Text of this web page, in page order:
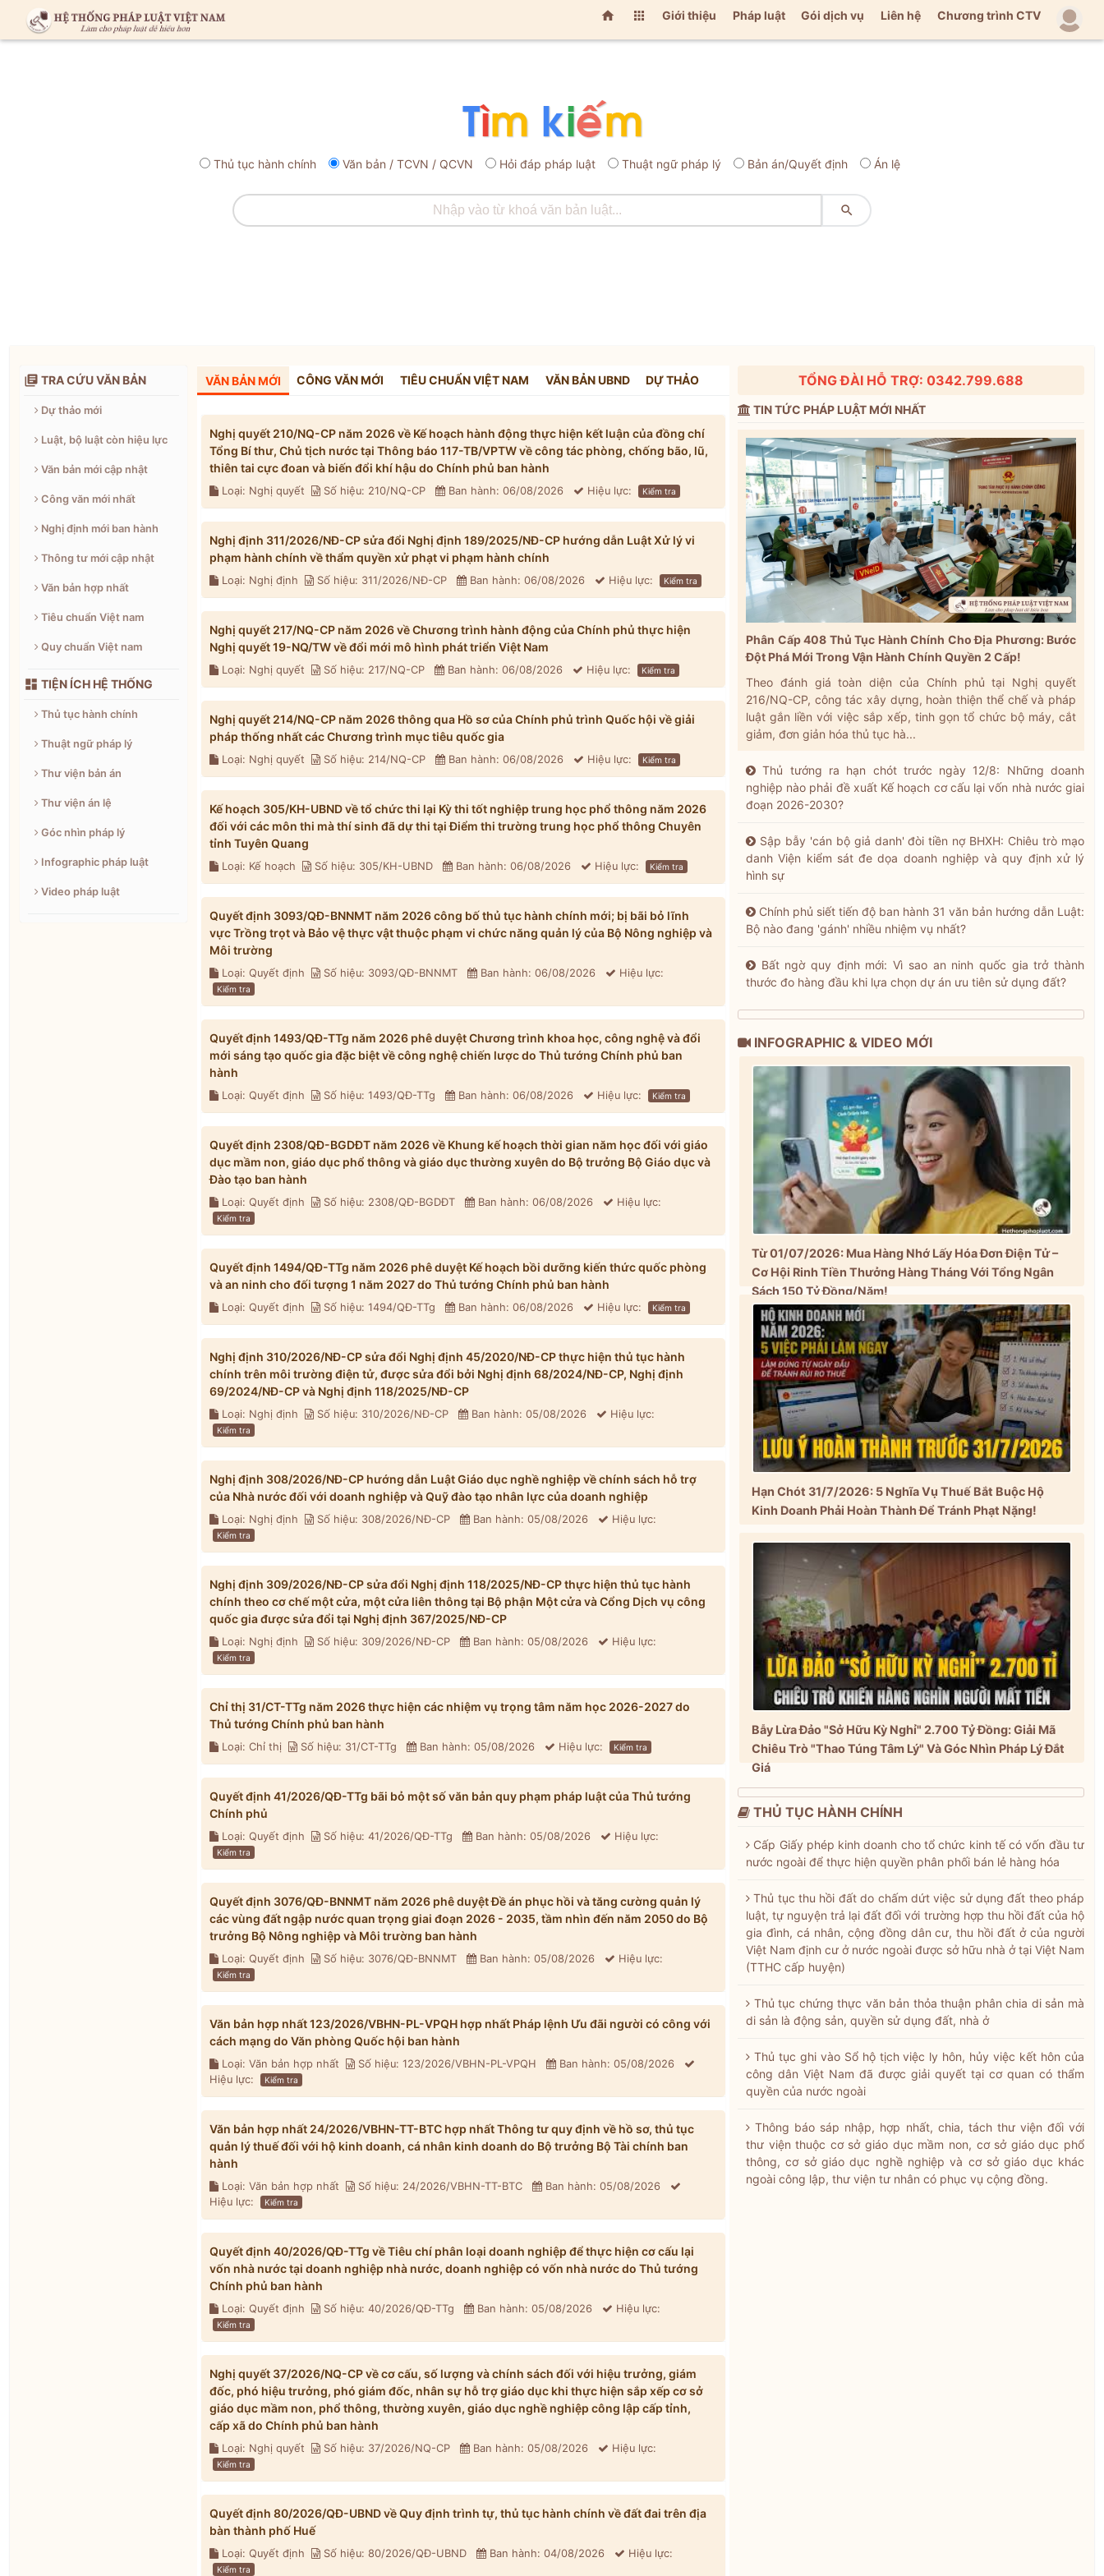
  Giới thiệu Pháp luật Gói dịch vụ Liên hệ Chương trình CTV
Thủ tục hành chính Văn bản / TCVN / QCVN Hỏi đáp pháp luật Thuật ngữ pháp lý Bản án/Quyết định Án lệ

 TRA CỨU VĂN BẢN
Dự thảo mới
Luật, bộ luật còn hiệu lực
Văn bản mới cập nhật
Công văn mới nhất
Nghị định mới ban hành
Thông tư mới cập nhật
Văn bản hợp nhất
Tiêu chuẩn Việt nam
Quy chuẩn Việt nam
 TIỆN ÍCH HỆ THỐNG
Thủ tục hành chính
Thuật ngữ pháp lý
Thư viện bản án
Thư viện án lệ
Góc nhìn pháp lý
Infographic pháp luật
Video pháp luật
VĂN BẢN MỚI CÔNG VĂN MỚI TIÊU CHUẨN VIỆT NAM VĂN BẢN UBND DỰ THẢO
Nghị quyết 210/NQ-CP năm 2026 về Kế hoạch hành động thực hiện kết luận của đồng chí
Tổng Bí thư, Chủ tịch nước tại Thông báo 117-TB/VPTW về công tác phòng, chống bão, lũ,
thiên tai cực đoan và biến đổi khí hậu do Chính phủ ban hành
Loại: Nghị quyết Số hiệu: 210/NQ-CP Ban hành: 06/08/2026 Hiệu lực: Kiểm tra
Nghị định 311/2026/NĐ-CP sửa đổi Nghị định 189/2025/NĐ-CP hướng dẫn Luật Xử lý vi
phạm hành chính về thẩm quyền xử phạt vi phạm hành chính
Loại: Nghị định Số hiệu: 311/2026/NĐ-CP Ban hành: 06/08/2026 Hiệu lực: Kiểm tra
Nghị quyết 217/NQ-CP năm 2026 về Chương trình hành động của Chính phủ thực hiện
Nghị quyết 19-NQ/TW về đổi mới mô hình phát triển Việt Nam
Loại: Nghị quyết Số hiệu: 217/NQ-CP Ban hành: 06/08/2026 Hiệu lực: Kiểm tra
Nghị quyết 214/NQ-CP năm 2026 thông qua Hồ sơ của Chính phủ trình Quốc hội về giải
pháp thống nhất các Chương trình mục tiêu quốc gia
Loại: Nghị quyết Số hiệu: 214/NQ-CP Ban hành: 06/08/2026 Hiệu lực: Kiểm tra
Kế hoạch 305/KH-UBND về tổ chức thi lại Kỳ thi tốt nghiệp trung học phổ thông năm 2026
đối với các môn thi mà thí sinh đã dự thi tại Điểm thi trường trung học phổ thông Chuyên
tỉnh Tuyên Quang
Loại: Kế hoạch Số hiệu: 305/KH-UBND Ban hành: 06/08/2026 Hiệu lực: Kiểm tra
Quyết định 3093/QĐ-BNNMT năm 2026 công bố thủ tục hành chính mới; bị bãi bỏ lĩnh
vực Trồng trọt và Bảo vệ thực vật thuộc phạm vi chức năng quản lý của Bộ Nông nghiệp và
Môi trường
Loại: Quyết định Số hiệu: 3093/QĐ-BNNMT Ban hành: 06/08/2026 Hiệu lực:
Kiểm tra
Quyết định 1493/QĐ-TTg năm 2026 phê duyệt Chương trình khoa học, công nghệ và đổi
mới sáng tạo quốc gia đặc biệt về công nghệ chiến lược do Thủ tướng Chính phủ ban
hành
Loại: Quyết định Số hiệu: 1493/QĐ-TTg Ban hành: 06/08/2026 Hiệu lực: Kiểm tra
Quyết định 2308/QĐ-BGDĐT năm 2026 về Khung kế hoạch thời gian năm học đối với giáo
dục mầm non, giáo dục phổ thông và giáo dục thường xuyên do Bộ trưởng Bộ Giáo dục và
Đào tạo ban hành
Loại: Quyết định Số hiệu: 2308/QĐ-BGDĐT Ban hành: 06/08/2026 Hiệu lực:
Kiểm tra
Quyết định 1494/QĐ-TTg năm 2026 phê duyệt Kế hoạch bồi dưỡng kiến thức quốc phòng
và an ninh cho đối tượng 1 năm 2027 do Thủ tướng Chính phủ ban hành
Loại: Quyết định Số hiệu: 1494/QĐ-TTg Ban hành: 06/08/2026 Hiệu lực: Kiểm tra
Nghị định 310/2026/NĐ-CP sửa đổi Nghị định 45/2020/NĐ-CP thực hiện thủ tục hành
chính trên môi trường điện tử, được sửa đổi bởi Nghị định 68/2024/NĐ-CP, Nghị định
69/2024/NĐ-CP và Nghị định 118/2025/NĐ-CP
Loại: Nghị định Số hiệu: 310/2026/NĐ-CP Ban hành: 05/08/2026 Hiệu lực:
Kiểm tra
Nghị định 308/2026/NĐ-CP hướng dẫn Luật Giáo dục nghề nghiệp về chính sách hỗ trợ
của Nhà nước đối với doanh nghiệp và Quỹ đào tạo nhân lực của doanh nghiệp
Loại: Nghị định Số hiệu: 308/2026/NĐ-CP Ban hành: 05/08/2026 Hiệu lực:
Kiểm tra
Nghị định 309/2026/NĐ-CP sửa đổi Nghị định 118/2025/NĐ-CP thực hiện thủ tục hành
chính theo cơ chế một cửa, một cửa liên thông tại Bộ phận Một cửa và Cổng Dịch vụ công
quốc gia được sửa đổi tại Nghị định 367/2025/NĐ-CP
Loại: Nghị định Số hiệu: 309/2026/NĐ-CP Ban hành: 05/08/2026 Hiệu lực:
Kiểm tra
Chỉ thị 31/CT-TTg năm 2026 thực hiện các nhiệm vụ trọng tâm năm học 2026-2027 do
Thủ tướng Chính phủ ban hành
Loại: Chỉ thị Số hiệu: 31/CT-TTg Ban hành: 05/08/2026 Hiệu lực: Kiểm tra
Quyết định 41/2026/QĐ-TTg bãi bỏ một số văn bản quy phạm pháp luật của Thủ tướng
Chính phủ
Loại: Quyết định Số hiệu: 41/2026/QĐ-TTg Ban hành: 05/08/2026 Hiệu lực:
Kiểm tra
Quyết định 3076/QĐ-BNNMT năm 2026 phê duyệt Đề án phục hồi và tăng cường quản lý
các vùng đất ngập nước quan trọng giai đoạn 2026 - 2035, tầm nhìn đến năm 2050 do Bộ
trưởng Bộ Nông nghiệp và Môi trường ban hành
Loại: Quyết định Số hiệu: 3076/QĐ-BNNMT Ban hành: 05/08/2026 Hiệu lực:
Kiểm tra
Văn bản hợp nhất 123/2026/VBHN-PL-VPQH hợp nhất Pháp lệnh Ưu đãi người có công với
cách mạng do Văn phòng Quốc hội ban hành
Loại: Văn bản hợp nhất Số hiệu: 123/2026/VBHN-PL-VPQH
Ban hành: 05/08/2026
Hiệu lực:
Kiểm tra
Văn bản hợp nhất 24/2026/VBHN-TT-BTC hợp nhất Thông tư quy định về hồ sơ, thủ tục
quản lý thuế đối với hộ kinh doanh, cá nhân kinh doanh do Bộ trưởng Bộ Tài chính ban
hành
Loại: Văn bản hợp nhất Số hiệu: 24/2026/VBHN-TT-BTC
Ban hành: 05/08/2026
Hiệu lực:
Kiểm tra
Quyết định 40/2026/QĐ-TTg về Tiêu chí phân loại doanh nghiệp để thực hiện cơ cấu lại
vốn nhà nước tại doanh nghiệp nhà nước, doanh nghiệp có vốn nhà nước do Thủ tướng
Chính phủ ban hành
Loại: Quyết định Số hiệu: 40/2026/QĐ-TTg Ban hành: 05/08/2026 Hiệu lực:
Kiểm tra
Nghị quyết 37/2026/NQ-CP về cơ cấu, số lượng và chính sách đối với hiệu trưởng, giám
đốc, phó hiệu trưởng, phó giám đốc, nhân sự hỗ trợ giáo dục khi thực hiện sắp xếp cơ sở
giáo dục mầm non, phổ thông, thường xuyên, giáo dục nghề nghiệp công lập cấp tỉnh,
cấp xã do Chính phủ ban hành
Loại: Nghị quyết Số hiệu: 37/2026/NQ-CP Ban hành: 05/08/2026 Hiệu lực:
Kiểm tra
Quyết định 80/2026/QĐ-UBND về Quy định trình tự, thủ tục hành chính về đất đai trên địa
bàn thành phố Huế
Loại: Quyết định Số hiệu: 80/2026/QĐ-UBND Ban hành: 04/08/2026 Hiệu lực:
Kiểm tra
TỔNG ĐÀI HỖ TRỢ: 0342.799.688
TIN TỨC PHÁP LUẬT MỚI NHẤT
Phân Cấp 408 Thủ Tục Hành Chính Cho Địa Phương: Bước
Đột Phá Mới Trong Vận Hành Chính Quyền 2 Cấp!
Theo đánh giá toàn diện của Chính phủ tại Nghị quyết
216/NQ-CP, công tác xây dựng, hoàn thiện thể chế và pháp
luật gắn liền với việc sắp xếp, tinh gọn tổ chức bộ máy, cắt
giảm, đơn giản hóa thủ tục hà...
Thủ tướng ra hạn chót trước ngày 12/8: Những doanh
nghiệp nào phải đề xuất Kế hoạch cơ cấu lại vốn nhà nước giai
đoạn 2026-2030?
Sập bẫy 'cán bộ giả danh' đòi tiền nợ BHXH: Chiêu trò mạo
danh Viện kiểm sát đe dọa doanh nghiệp và quy định xử lý
hình sự
Chính phủ siết tiến độ ban hành 31 văn bản hướng dẫn Luật:
Bộ nào đang 'gánh' nhiều nhiệm vụ nhất?
Bất ngờ quy định mới: Vì sao an ninh quốc gia trở thành
thước đo hàng đầu khi lựa chọn dự án ưu tiên sử dụng đất?
INFOGRAPHIC & VIDEO MỚI
Từ 01/07/2026: Mua Hàng Nhớ Lấy Hóa Đơn Điện Tử –
Cơ Hội Rinh Tiền Thưởng Hàng Tháng Với Tổng Ngân
Sách 150 Tỷ Đồng/Năm!
Hạn Chót 31/7/2026: 5 Nghĩa Vụ Thuế Bắt Buộc Hộ
Kinh Doanh Phải Hoàn Thành Để Tránh Phạt Nặng!
Bẫy Lừa Đảo "Sở Hữu Kỳ Nghỉ" 2.700 Tỷ Đồng: Giải Mã
Chiêu Trò "Thao Túng Tâm Lý" Và Góc Nhìn Pháp Lý Đắt
Giá
THỦ TỤC HÀNH CHÍNH
Cấp Giấy phép kinh doanh cho tổ chức kinh tế có vốn đầu tư
nước ngoài để thực hiện quyền phân phối bán lẻ hàng hóa
Thủ tục thu hồi đất do chấm dứt việc sử dụng đất theo pháp
luật, tự nguyện trả lại đất đối với trường hợp thu hồi đất của hộ
gia đình, cá nhân, cộng đồng dân cư, thu hồi đất ở của người
Việt Nam định cư ở nước ngoài được sở hữu nhà ở tại Việt Nam
(TTHC cấp huyện)
Thủ tục chứng thực văn bản thỏa thuận phân chia di sản mà
di sản là động sản, quyền sử dụng đất, nhà ở
Thủ tục ghi vào Sổ hộ tịch việc ly hôn, hủy việc kết hôn của
công dân Việt Nam đã được giải quyết tại cơ quan có thẩm
quyền của nước ngoài
Thông báo sáp nhập, hợp nhất, chia, tách thư viện đối với
thư viện thuộc cơ sở giáo dục mầm non, cơ sở giáo dục phổ
thông, cơ sở giáo dục nghề nghiệp và cơ sở giáo dục khác
ngoài công lập, thư viện tư nhân có phục vụ cộng đồng.